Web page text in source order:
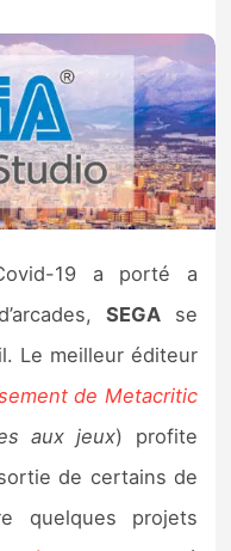
19 a porté a
SEGAse
Le meilleur éditeur
de Metacritic
aux jeux) profite
de certains de
quelques projets